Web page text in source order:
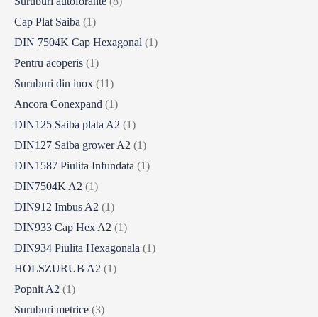
Cap Plat Saiba (1)
DIN 7504K Cap Hexagonal (1)
Pentru acoperis (1)
Suruburi din inox (11)
Ancora Conexpand (1)
DIN125 Saiba plata A2 (1)
DIN127 Saiba grower A2 (1)
DIN1587 Piulita Infundata (1)
DIN7504K A2 (1)
DIN912 Imbus A2 (1)
DIN933 Cap Hex A2 (1)
DIN934 Piulita Hexagonala (1)
HOLSZURUB A2 (1)
Popnit A2 (1)
Suruburi metrice (3)